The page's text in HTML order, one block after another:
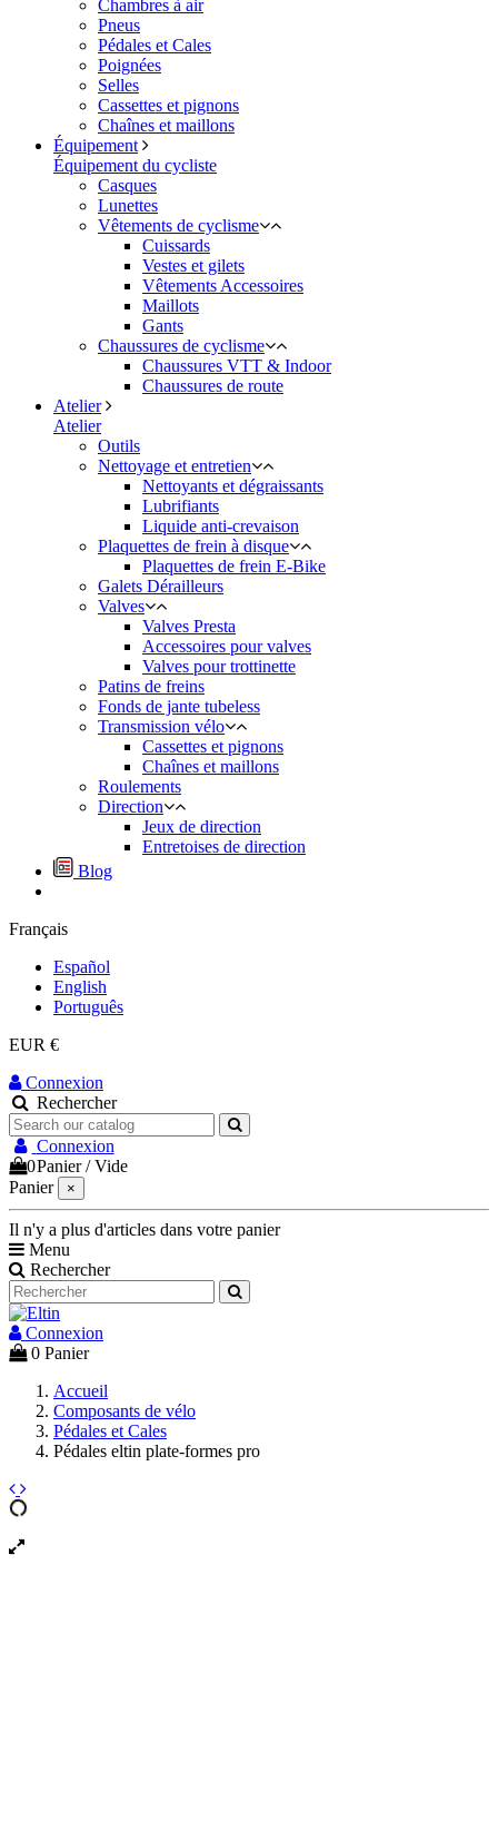
Chambres à air
Pneus
Pédales et Cales
Poignées
Selles
Cassettes et pignons
Chaînes et maillons
Équipement
Équipement du cycliste
Casques
Lunettes
Vêtements de cyclisme
Cuissards
Vestes et gilets
Vêtements Accessoires
Maillots
Gants
Chaussures de cyclisme
Chaussures VTT & Indoor
Chaussures de route
Atelier
Atelier
Outils
Nettoyage et entretien
Nettoyants et dégraissants
Lubrifiants
Liquide anti-crevaison
Plaquettes de frein à disque
Plaquettes de frein E-Bike
Galets Dérailleurs
Valves
Valves Presta
Accessoires pour valves
Valves pour trottinette
Patins de freins
Fonds de jante tubeless
Transmission vélo
Cassettes et pignons
Chaînes et maillons
Roulements
Direction
Jeux de direction
Entretoises de direction
Blog
Français
Español
English
Português
EUR €
Connexion
Rechercher
Connexion
0Panier /Vide
Panier
×
Il n'y a plus d'articles dans votre panier
Menu
Rechercher
Connexion
0 Panier
Accueil
Composants de vélo
Pédales et Cales
Pédales eltin plate-formes pro